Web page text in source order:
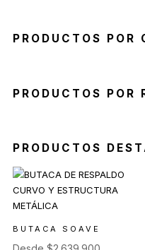
PRODUCTOS POR
PRODUCTOS POR
PRODUCTOS
BUTACA SOAVE